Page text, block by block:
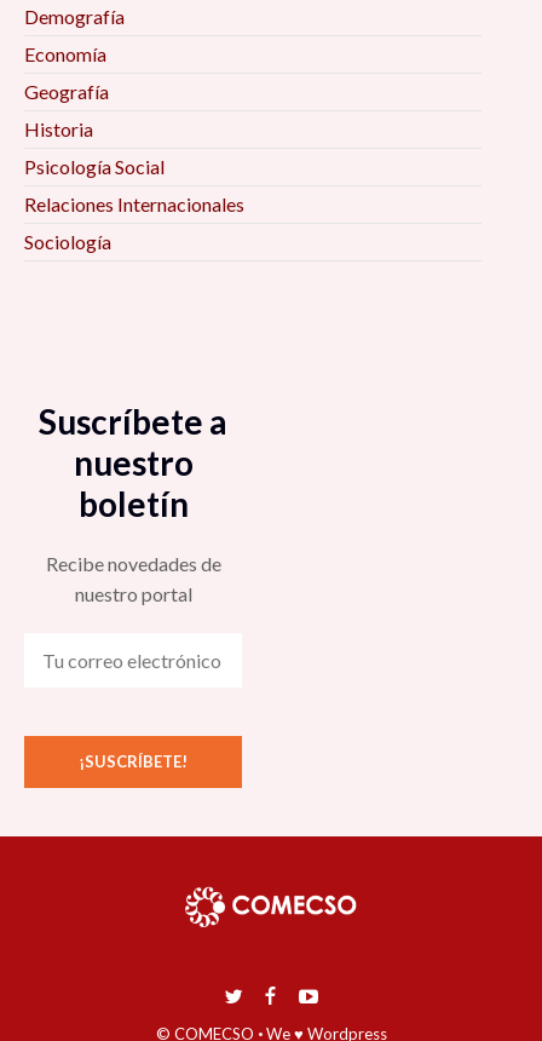
Demografía
Economía
Geografía
Historia
Psicología Social
Relaciones Internacionales
Sociología
Suscríbete a
nuestro
boletín
Recibe novedades de
nuestro portal
© COMECSO ·We ♥ Wordpress